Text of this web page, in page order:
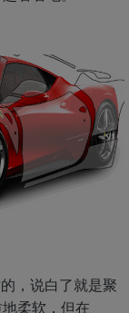
，说白了就是聚
柔软，但在